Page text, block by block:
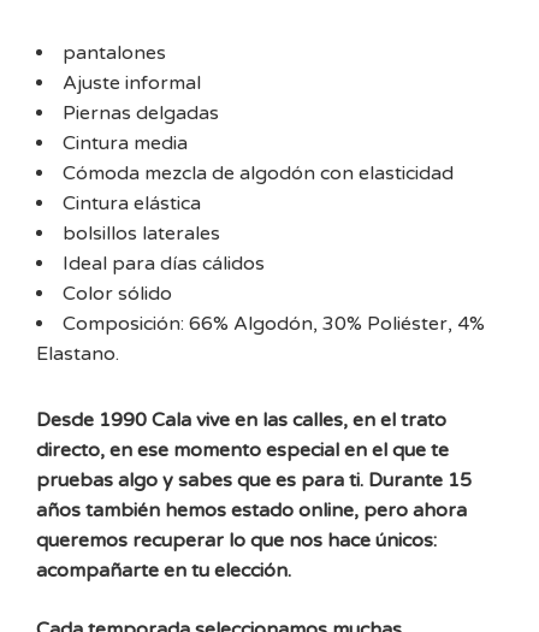
pantalones
Ajuste informal
Piernas delgadas
Cintura media
Cómoda mezcla de algodón con elasticidad
Cintura elástica
bolsillos laterales
Ideal para días cálidos
Color sólido
Composición: 66% Algodón, 30% Poliéster, 4%
Elastano.
Desde 1990 Cala vive en las calles, en el trato
directo, en ese momento especial en el que te
pruebas algo y sabes que es para ti. Durante 15
años también hemos estado online, pero ahora
queremos recuperar lo que nos hace únicos:
acompañarte en tu elección.